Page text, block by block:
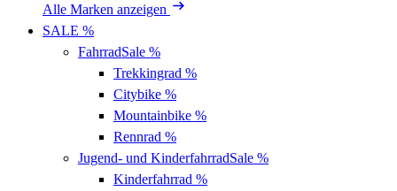
Alle Marken anzeigen
SALE %
FahrradSale %
Trekkingrad %
Citybike %
Mountainbike %
Rennrad %
Jugend- und KinderfahrradSale %
Kinderfahrrad %